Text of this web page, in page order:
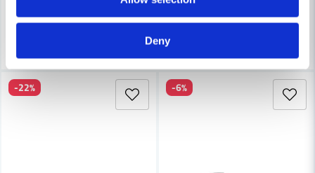
Deny
3-7 arbetsdagar
-22% -6%